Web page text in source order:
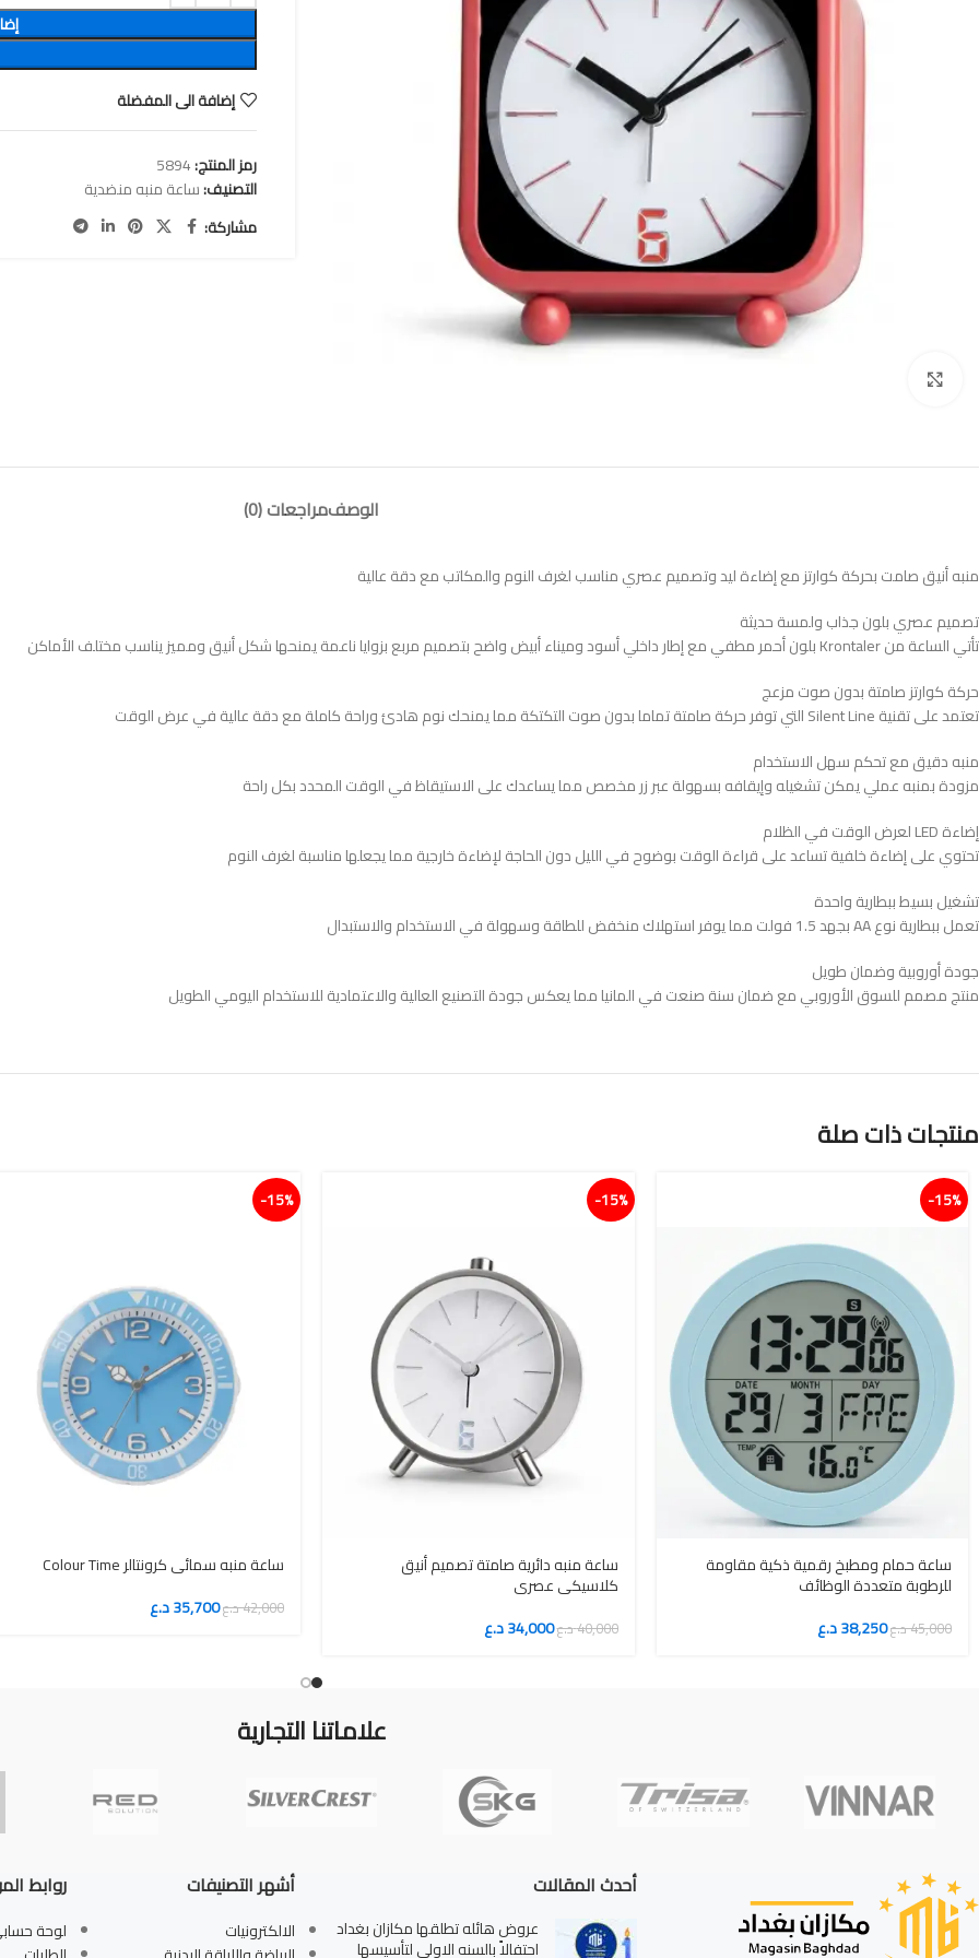
إضافة الى المفضلة
رمز المنتج:5894
التصنيف:ساعة منبه منضدية
مشاركة:
الوصفمراجعات (0)
منبه أنيق صامت بحركة كوارتز مع إضاءة ليد وتصميم عصري مناسب لغرف النوم والمكاتب مع دقة عالية
تصميم عصري بلون جذاب ولمسة حديثة
تأتي الساعة من Krontaler بلون أحمر مطفي مع إطار داخلي أسود وميناء أبيض واضح بتصميم مربع بزوايا ناعمة يمنحها شكل أنيق ومميز يناسب مختلف الأماكن
حركة كوارتز صامتة بدون صوت مزعج
تعتمد على تقنية Silent Line التي توفر حركة صامتة تماما بدون صوت التكتكة مما يمنحك نوم هادئ وراحة كاملة مع دقة عالية في عرض الوقت
منبه دقيق مع تحكم سهل الاستخدام
مزودة بمنبه عملي يمكن تشغيله وإيقافه بسهولة عبر زر مخصص مما يساعدك على الاستيقاظ في الوقت المحدد بكل راحة
إضاءة LED لعرض الوقت في الظلام
تحتوي على إضاءة خلفية تساعد على قراءة الوقت بوضوح في الليل دون الحاجة لإضاءة خارجية مما يجعلها مناسبة لغرف النوم
تشغيل بسيط ببطارية واحدة
تعمل ببطارية نوع AA بجهد 1.5 فولت مما يوفر استهلاك منخفض للطاقة وسهولة في الاستخدام والاستبدال
جودة أوروبية وضمان طويل
منتج مصمم للسوق الأوروبي مع ضمان سنة صنعت في المانيا مما يعكس جودة التصنيع العالية والاعتمادية للاستخدام اليومي الطويل
منتجات ذات صلة
15%-
ساعة حمام ومطبخ رقمية ذكية مقاومة
للرطوبة متعددة الوظائف
45,000د.ع38,250د.ع
15%-
ساعة منبه دائرية صامتة تصميم أنيق
كلاسيكي عصري
40,000د.ع34,000د.ع
15%-
ساعة منبه سمائي كرونتالر Colour Time
42,000د.ع35,700د.ع
علاماتنا التجارية
أحدث المقالات
عروض هائله تطلقها مكازان بغداد
احتفالاً بالسنه الاولى لتأسيسها
أشهر التصنيفات
الالكترونيات
روابط
لوحة